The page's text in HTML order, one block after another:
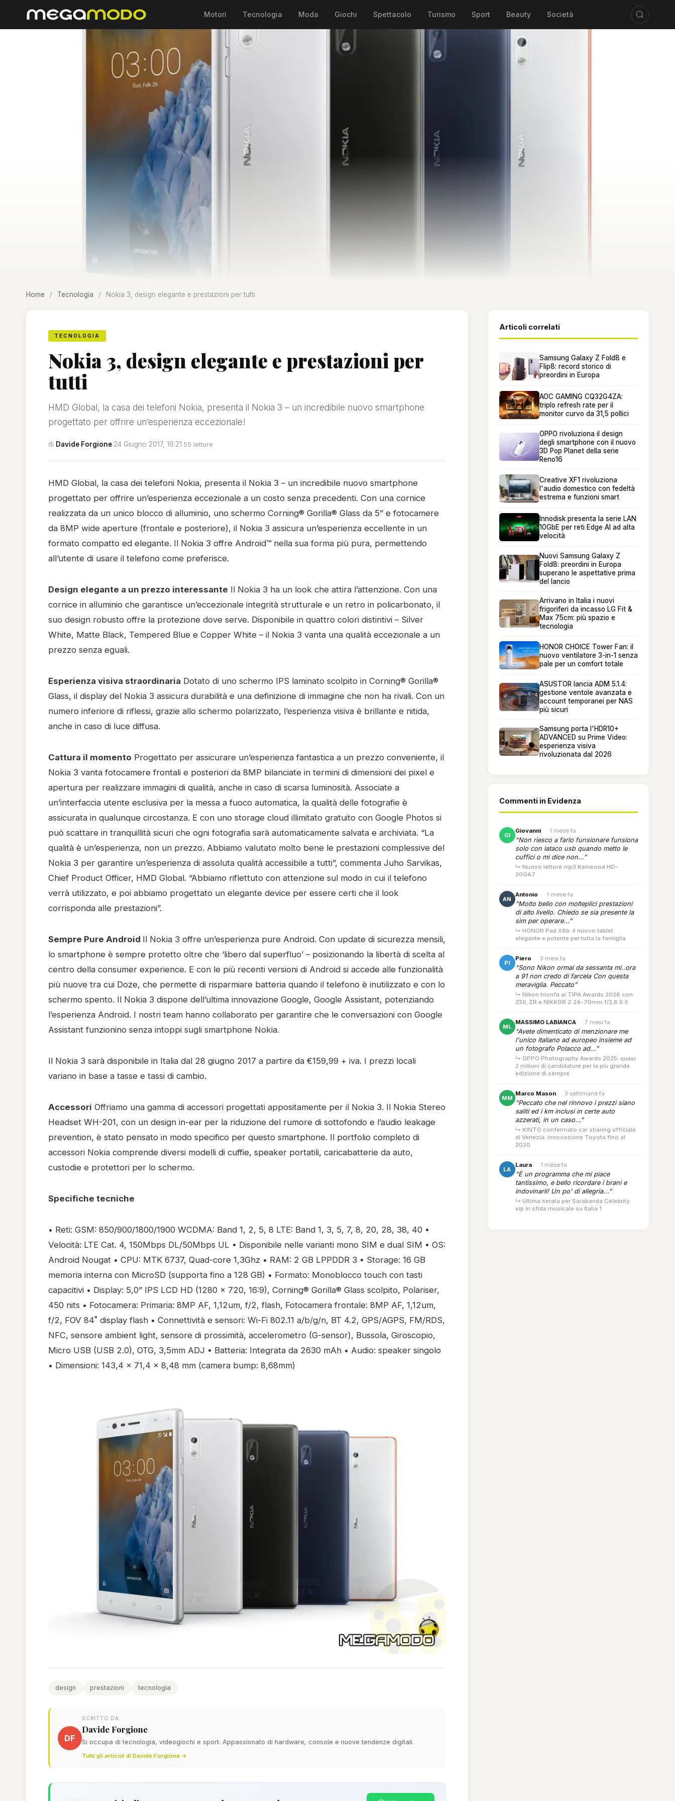
Motori Tecnologia Moda Giochi Spettacolo Turismo Sport Beauty Società
Home / Tecnologia / Nokia 3, design elegante e prestazioni per tutti
TECNOLOGIA
Nokia 3, design elegante e prestazioni per
tutti
HMD Global, la casa dei telefoni Nokia, presenta il Nokia 3 – un incredibile nuovo smartphone
progettato per offrire un’esperienza eccezionale!
di Davide Forgione·24 Giugno 2017, 16:21·55 letture
HMD Global, la casa dei telefoni Nokia, presenta il Nokia 3 – un incredibile nuovo smartphone
progettato per offrire un’esperienza eccezionale a un costo senza precedenti. Con una cornice
realizzata da un unico blocco di alluminio, uno schermo Corning® Gorilla® Glass da 5” e fotocamere
da 8MP wide aperture (frontale e posteriore), il Nokia 3 assicura un’esperienza eccellente in un
formato compatto ed elegante. Il Nokia 3 offre Android™ nella sua forma più pura, permettendo
all’utente di usare il telefono come preferisce.
Design elegante a un prezzo interessante Il Nokia 3 ha un look che attira l’attenzione. Con una
cornice in alluminio che garantisce un’eccezionale integrità strutturale e un retro in policarbonato, il
suo design robusto offre la protezione dove serve. Disponibile in quattro colori distintivi – Silver
White, Matte Black, Tempered Blue e Copper White – il Nokia 3 vanta una qualità eccezionale a un
prezzo senza eguali.
Esperienza visiva straordinaria Dotato di uno schermo IPS laminato scolpito in Corning® Gorilla®
Glass, il display del Nokia 3 assicura durabilità e una definizione di immagine che non ha rivali. Con un
numero inferiore di riflessi, grazie allo schermo polarizzato, l’esperienza visiva è brillante e nitida,
anche in caso di luce diffusa.
Cattura il momento Progettato per assicurare un’esperienza fantastica a un prezzo conveniente, il
Nokia 3 vanta fotocamere frontali e posteriori da 8MP bilanciate in termini di dimensioni dei pixel e
apertura per realizzare immagini di qualità, anche in caso di scarsa luminosità. Associate a
un’interfaccia utente esclusiva per la messa a fuoco automatica, la qualità delle fotografie è
assicurata in qualunque circostanza. E con uno storage cloud illimitato gratuito con Google Photos si
può scattare in tranquillità sicuri che ogni fotografia sarà automaticamente salvata e archiviata. “La
qualità è un’esperienza, non un prezzo. Abbiamo valutato molto bene le prestazioni complessive del
Nokia 3 per garantire un’esperienza di assoluta qualità accessibile a tutti”, commenta Juho Sarvikas,
Chief Product Officer, HMD Global. “Abbiamo riflettuto con attenzione sul modo in cui il telefono
verrà utilizzato, e poi abbiamo progettato un elegante device per essere certi che il look
corrisponda alle prestazioni”.
Sempre Pure Android Il Nokia 3 offre un’esperienza pure Android. Con update di sicurezza mensili,
lo smartphone è sempre protetto oltre che ‘libero dal superfluo’ – posizionando la libertà di scelta al
centro della consumer experience. E con le più recenti versioni di Android si accede alle funzionalità
più nuove tra cui Doze, che permette di risparmiare batteria quando il telefono è inutilizzato e con lo
schermo spento. Il Nokia 3 dispone dell’ultima innovazione Google, Google Assistant, potenziando
l’esperienza Android. I nostri team hanno collaborato per garantire che le conversazioni con Google
Assistant funzionino senza intoppi sugli smartphone Nokia.
Il Nokia 3 sarà disponibile in Italia dal 28 giugno 2017 a partire da €159,99 + iva. I prezzi locali
variano in base a tasse e tassi di cambio.
Accessori Offriamo una gamma di accessori progettati appositamente per il Nokia 3. Il Nokia Stereo
Headset WH-201, con un design in-ear per la riduzione del rumore di sottofondo e l’audio leakage
prevention, è stato pensato in modo specifico per questo smartphone. Il portfolio completo di
accessori Nokia comprende diversi modelli di cuffie, speaker portatili, caricabatterie da auto,
custodie e protettori per lo schermo.
Specifiche tecniche
• Reti: GSM: 850/900/1800/1900 WCDMA: Band 1, 2, 5, 8 LTE: Band 1, 3, 5, 7, 8, 20, 28, 38, 40 •
Velocità: LTE Cat. 4, 150Mbps DL/50Mbps UL • Disponibile nelle varianti mono SIM e dual SIM • OS:
Android Nougat • CPU: MTK 6737, Quad-core 1,3Ghz • RAM: 2 GB LPPDDR 3 • Storage: 16 GB
memoria interna con MicroSD (supporta fino a 128 GB) • Formato: Monoblocco touch con tasti
capacitivi • Display: 5,0” IPS LCD HD (1280 x 720, 16:9), Corning® Gorilla® Glass scolpito, Polariser,
450 nits • Fotocamera: Primaria: 8MP AF, 1,12um, f/2, flash, Fotocamera frontale: 8MP AF, 1,12um,
f/2, FOV 84˚ display flash • Connettività e sensori: Wi-Fi 802.11 a/b/g/n, BT 4.2, GPS/AGPS, FM/RDS,
NFC, sensore ambient light, sensore di prossimità, accelerometro (G-sensor), Bussola, Giroscopio,
Micro USB (USB 2.0), OTG, 3,5mm ADJ • Batteria: Integrata da 2630 mAh • Audio: speaker singolo
• Dimensioni: 143,4 x 71,4 x 8,48 mm (camera bump: 8,68mm)
design prestazioni tecnologia
DF
SCRITTO DA
Davide Forgione
Si occupa di tecnologia, videogiochi e sport. Appassionato di hardware, console e nuove tendenze digitali.
Tutti gli articoli di Davide Forgione →
Articoli correlati
Samsung Galaxy Z Fold8 e
Flip8: record storico di
preordini in Europa
AOC GAMING CQ32G4ZA:
triplo refresh rate per il
monitor curvo da 31,5 pollici
OPPO rivoluziona il design
degli smartphone con il nuovo
3D Pop Planet della serie
Reno16
Creative XF1 rivoluziona
l'audio domestico con fedeltà
estrema e funzioni smart
Innodisk presenta la serie LAN
10GbE per reti Edge AI ad alta
velocità
Nuovi Samsung Galaxy Z
Fold8: preordini in Europa
superano le aspettative prima
del lancio
Arrivano in Italia i nuovi
frigoriferi da incasso LG Fit &
Max 75cm: più spazio e
tecnologia
HONOR CHOICE Tower Fan: il
nuovo ventilatore 3-in-1 senza
pale per un comfort totale
ASUSTOR lancia ADM 5.1.4:
gestione ventole avanzata e
account temporanei per NAS
più sicuri
Samsung porta l'HDR10+
ADVANCED su Prime Video:
esperienza visiva
rivoluzionata dal 2026
Commenti in Evidenza
GI
Giovanni · 1 mese fa
“Non riesco a farlo funsionare funsiona
solo con lataco usb quando metto le
cuffici o mi dice non...”
↳ Nuovo lettore mp3 Kenwood HD-
20GA7
AN
Antonio · 1 mese fa
“Molto bello con molteplici prestazioni
di alto livello. Chiedo se sia presente la
sim per operare...”
↳ HONOR Pad X8b: il nuovo tablet
elegante e potente per tutta la famiglia
PI
Piero · 3 mesi fa
“Sono Nikon ormai da sessanta mi..ora
a 91 non credo di farcela Con questa
meraviglia. Peccato”
↳ Nikon trionfa ai TIPA Awards 2026 con
Z5II, ZR e NIKKOR Z 24-70mm f/2.8 S II
ML
MASSIMO LABIANCA · 7 mesi fa
“Avete dimenticato di menzionare me
l'unico italiano ad europeo insieme ad
un fotografo Polacco ad...”
↳ OPPO Photography Awards 2025: quasi
2 milioni di candidature per la più grande
edizione di sempre
MM
Marco Mason · 3 settimane fa
“Peccato che nel rinnovo i prezzi siano
saliti ed i km inclusi in certe auto
azzerati, in un caso...”
↳ KINTO confermato car sharing ufficiale
di Venezia: innovazione Toyota fino al
2030
LA
Laura · 1 mese fa
“È un programma che mi piace
tantissimo, e bello ricordare i brani e
indovinarli! Un po' di allegria...”
↳ Ultima serata per Sarabanda Celebrity:
vip in sfida musicale su Italia 1